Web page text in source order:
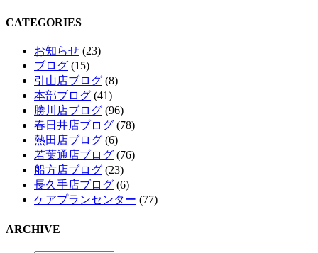
CATEGORIES
お知らせ (23)
ブログ (15)
引山店ブログ (8)
本部ブログ (41)
勝川店ブログ (96)
春日井店ブログ (78)
熱田店ブログ (6)
若葉通店ブログ (76)
船方店ブログ (23)
長久手店ブログ (6)
ケアプランセンター (77)
ARCHIVE